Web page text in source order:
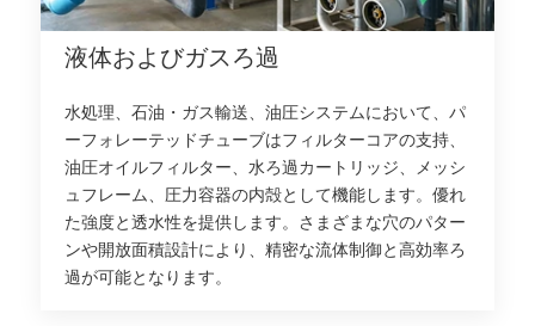
液体およびガスろ過
水処理、石油・ガス輸送、油圧システムにおいて、パ
ーフォレーテッドチューブはフィルターコアの支持、
油圧オイルフィルター、水ろ過カートリッジ、メッシ
ュフレーム、圧力容器の内殻として機能します。優れ
た強度と透水性を提供します。さまざまな穴のパター
ンや開放面積設計により、精密な流体制御と高効率ろ
過が可能となります。